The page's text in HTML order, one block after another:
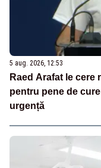
5 aug. 2026, 12:53
Raed Arafat le cere
pentru pene de
urgență